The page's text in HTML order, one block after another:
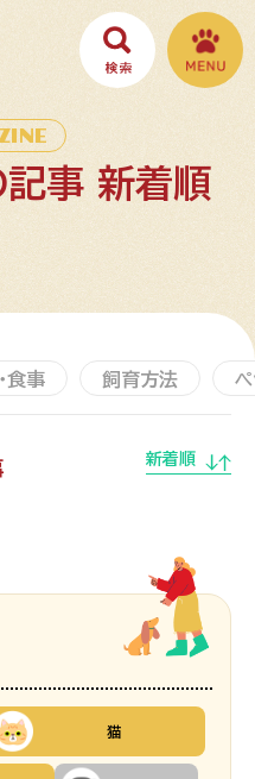
事 新着順
食事 飼育方法
新着順
猫